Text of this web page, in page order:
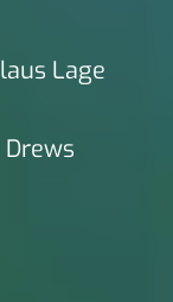
Lage